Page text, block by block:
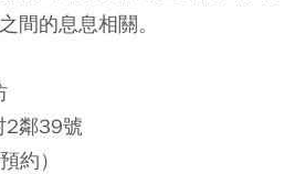
間的息息相關。
2鄰39號
約）